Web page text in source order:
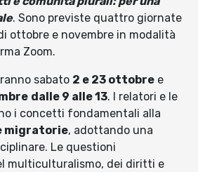
. Sono previste quattro giornate
ottobre e novembre in modalità
Zoom.
sabato 2 e 23 ottobre e
dalle 9 alle 13. I relatori e le
i concetti fondamentali alla
migratorie, adottando una
Le questioni
multiculturalismo, dei diritti e